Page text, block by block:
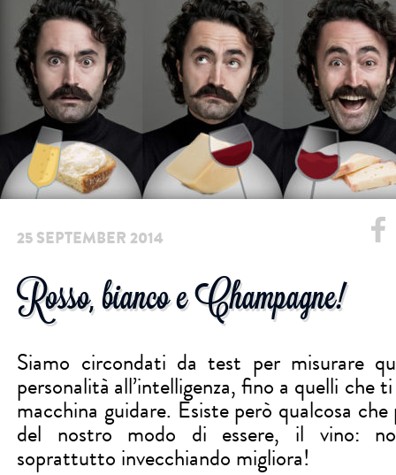
25 SEPTEMBER 2014
Facebook
Rosso, bianco e Champagne!
Siamo circondati da test per misurare
personalità all’intelligenza, fino a quelli che
macchina guidare. Esiste però qualcosa
del nostro modo di essere, il vino:
soprattutto invecchiando migliora!